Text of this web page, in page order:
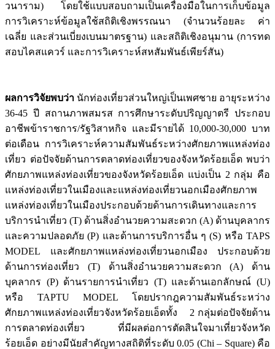
วนาราม) โดยใช้แบบสอบถามเป็นเครื่องมือในการเก็บข้อมูล
การวิเคราะห์ข้อมูลใช้สถิติเชิงพรรณนา (จำนวนร้อยละ ค่า
เฉลี่ย และส่วนเบี่ยงเบนมาตรฐาน) และสถิติเชิงอนุมาน (การทด
สอบไคสแควร์ และการวิเคราะห์สหสัมพันธ์เพียร์สัน)
ผลการวิจัยพบว่า นักท่องเที่ยวส่วนใหญ่เป็นเพศชาย อายุระหว่าง
36-45 ปี สถานภาพสมรส การศึกษาระดับปริญญาตรี ประกอบ
อาชีพข้าราชการ/รัฐวิสาหกิจ และมีรายได้ 10,000-30,000 บาท
ต่อเดือน การวิเคราะห์ความสัมพันธ์ระหว่างศักยภาพแหล่งท่อง
เที่ยว ต่อปัจจัยด้านการตลาดท่องเที่ยวของจังหวัดร้อยเอ็ด พบว่า
ศักยภาพแหล่งท่องเที่ยวของจังหวัดร้อยเอ็ด แบ่งเป็น 2 กลุ่ม คือ
แหล่งท่องเที่ยวในเมืองและแหล่งท่องเที่ยวนอกเมืองศักยภาพ
แหล่งท่องเที่ยวในเมืองประกอบด้วยด้านการเดินทางและการ
บริการนำเที่ยว (T) ด้านสิ่งอำนวยความสะดวก (A) ด้านบุคลากร
และความปลอดภัย (P) และด้านการบริการอื่น ๆ (S) หรือ TAPS
MODEL และศักยภาพแหล่งท่องเที่ยวนอกเมือง ประกอบด้วย
ด้านการท่องเที่ยว (T) ด้านสิ่งอำนวยความสะดวก (A) ด้าน
บุคลากร (P) ด้านรายการนำเที่ยว (T) และด้านเอกลักษณ์ (U)
หรือ TAPTU MODEL โดยปรากฎความสัมพันธ์ระหว่าง
ศักยภาพแหล่งท่องเที่ยวจังหวัดร้อยเอ็ดทั้ง 2 กลุ่มต่อปัจจัยด้าน
การตลาดท่องเที่ยว ที่มีผลต่อการตัดสินใจมาเที่ยวจังหวัด
ร้อยเอ็ด อย่างมีนัยสำคัญทางสถิติที่ระดับ 0.05 (Chi – Square) คือ